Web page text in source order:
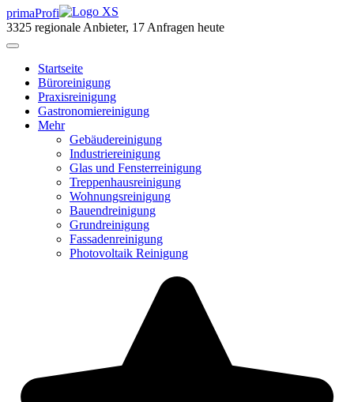
primaProfi
3325 regionale Anbieter, 17 Anfragen heute
Startseite
Büroreinigung
Praxisreinigung
Gastronomiereinigung
Mehr
Gebäudereinigung
Industriereinigung
Glas und Fensterreinigung
Treppenhausreinigung
Wohnungsreinigung
Bauendreinigung
Grundreinigung
Fassadenreinigung
Photovoltaik Reinigung